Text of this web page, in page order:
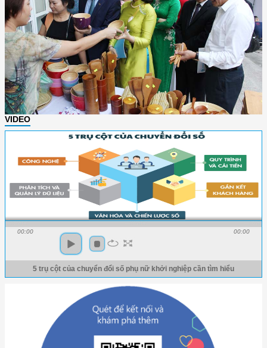
VIDEO
00:00 00:00
5 trụ cột của chuyển đổi số phụ nữ khởi nghiệp cần tìm hiểu